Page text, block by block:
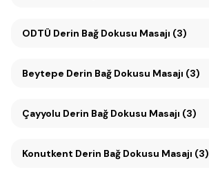
ODTÜ Derin Bağ Dokusu Masajı (3)
Beytepe Derin Bağ Dokusu Masajı (3)
Çayyolu Derin Bağ Dokusu Masajı (3)
Konutkent Derin Bağ Dokusu Masajı (3)